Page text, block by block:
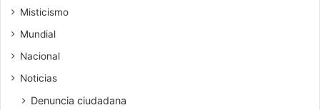
Misticismo
Mundial
Nacional
Noticias
Denuncia ciudadana